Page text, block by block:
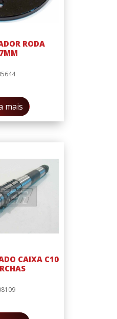
RODA
mais
CAIXA C10